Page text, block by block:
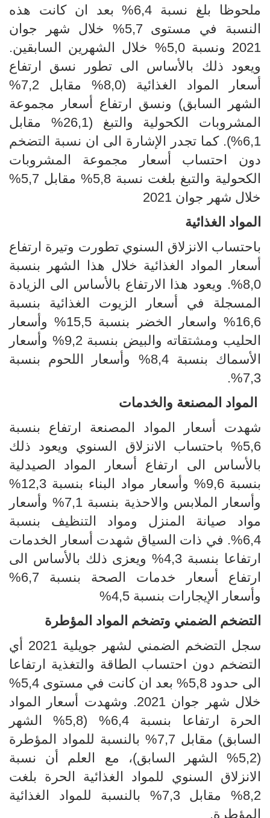
ملحوظا بلغ نسبة 6,4% بعد ان كانت هذه
النسبة في مستوى 5,7% خلال شهر جوان
2021 ونسبة 5,0% خلال الشهرين السابقين.
ويعود ذلك بالأساس الى تطور نسق ارتفاع
أسعار المواد الغذائية (8,0% مقابل 7,2%
الشهر السابق) ونسق ارتفاع أسعار مجموعة
المشروبات الكحولية والتبغ (26,1% مقابل
6,1%). كما تجدر الإشارة الى ان نسبة التضخم
دون احتساب أسعار مجموعة المشروبات
الكحولية والتبغ بلغت نسبة 5,8% مقابل 5,7%
خلال شهر جوان 2021
المواد الغذائية
باحتساب الانزلاق السنوي تطورت وتيرة ارتفاع
أسعار المواد الغذائية خلال هذا الشهر بنسبة
8,0%. ويعود هذا الارتفاع بالأساس الى الزيادة
المسجلة في أسعار الزيوت الغذائية بنسبة
16,6% واسعار الخضر بنسبة 15,5% وأسعار
الحليب ومشتقاته والبيض بنسبة 9,2% وأسعار
الأسماك بنسبة 8,4% وأسعار اللحوم بنسبة
7,3%.
المواد المصنعة والخدمات
شهدت أسعار المواد المصنعة ارتفاع بنسبة
5,6% باحتساب الانزلاق السنوي ويعود ذلك
بالأساس الى ارتفاع أسعار المواد الصيدلية
بنسبة 9,6% وأسعار مواد البناء بنسبة 12,3%
وأسعار الملابس والاحذية بنسبة 7,1% وأسعار
مواد صيانة المنزل ومواد التنظيف بنسبة
6,4%. في ذات السياق شهدت أسعار الخدمات
ارتفاعا بنسبة 4,3% ويعزى ذلك بالأساس الى
ارتفاع أسعار خدمات الصحة بنسبة 6,7%
وأسعار الإيجارات بنسبة 4,5%
التضخم الضمني وتضخم المواد المؤطرة
سجل التضخم الضمني لشهر جويلية 2021 أي
التضخم دون احتساب الطاقة والتغذية ارتفاعا
الى حدود 5,8% بعد ان كانت في مستوى 5,4%
خلال شهر جوان 2021. وشهدت أسعار المواد
الحرة ارتفاعا بنسبة 6,4% (5,8% الشهر
السابق) مقابل 7,7% بالنسبة للمواد المؤطرة
(5,2% الشهر السابق)، مع العلم أن نسبة
الانزلاق السنوي للمواد الغذائية الحرة بلغت
8,2% مقابل 7,3% بالنسبة للمواد الغذائية
المؤطرة.